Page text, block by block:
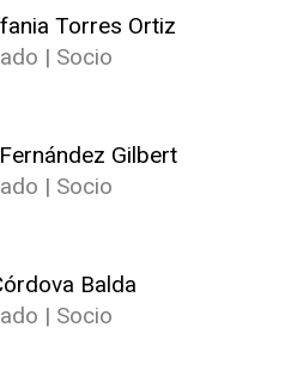
Torres Ortiz
| Socio
Gilbert
| Socio
Balda
| Socio